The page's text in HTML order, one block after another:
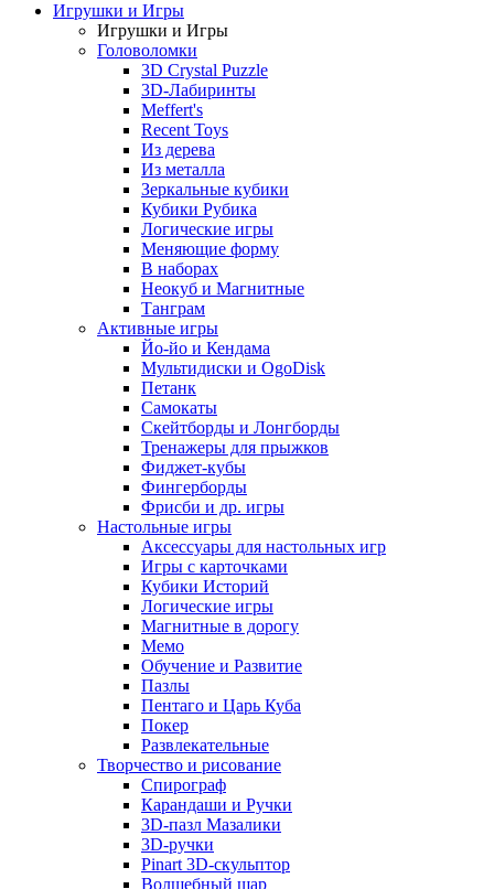
Игрушки и Игры
Игрушки и Игры
Головоломки
3D Crystal Puzzle
3D-Лабиринты
Meffert's
Recent Toys
Из дерева
Из металла
Зеркальные кубики
Кубики Рубика
Логические игры
Меняющие форму
В наборах
Неокуб и Магнитные
Танграм
Активные игры
Йо-йо и Кендама
Мультидиски и OgoDisk
Петанк
Самокаты
Скейтборды и Лонгборды
Тренажеры для прыжков
Фиджет-кубы
Фингерборды
Фрисби и др. игры
Настольные игры
Аксессуары для настольных игр
Игры с карточками
Кубики Историй
Логические игры
Магнитные в дорогу
Мемо
Обучение и Развитие
Пазлы
Пентаго и Царь Куба
Покер
Развлекательные
Творчество и рисование
Спирограф
Карандаши и Ручки
3D-пазл Мазалики
3D-ручки
Pinart 3D-скульптор
Волшебный шар